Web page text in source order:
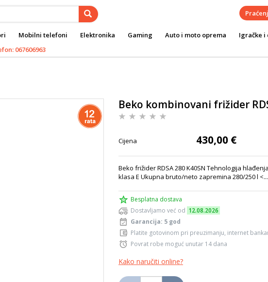
Mobilni telefoni Elektronika Gaming Auto i moto oprema Igračke i
067606963
Beko kombinovani frižider
Cijena 430,00 €
Beko frižider RDSA 280 K40SN Tehnologija
klasa E Ukupna bruto/neto zapremina 280/250 l <...
Besplatna dostava
Dostavljamo već od 12.08.2026
Garancija: 5 god
Platite gotovinom pri preuzimanju, internet
Povrat robe moguć unutar 14 dana
Kako naručiti online?